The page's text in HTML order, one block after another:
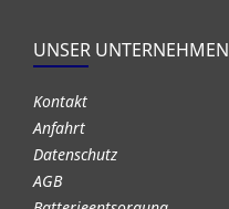
UNSER UNTERNEHMEN
Kontakt
Anfahrt
Datenschutz
AGB